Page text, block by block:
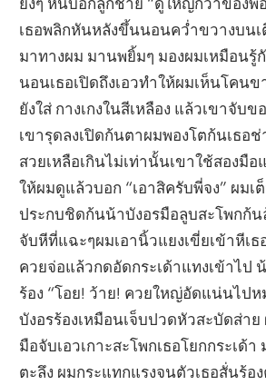
เธอพลิกหันหลังขึ้นนอนคว่ำขวางบนเ
มาทางผม มานพยิ้มๆ มองผมเหมือนรู้
นอนเธอเปิดถึงเอวทำให้ผมเห็นโคน
ยังใส่ กางเกงในสีเหลือง แล้วเขาจับข
เขารุดลงเปิดก้นตาผมพองโตก้นเธอ
สวยเหลือเกินไม่เท่านั้นเขาใช้สองมื
ให้ผมดูแล้วบอก “เอาสิครับพี่จง” ผมเ
ประกบชิดก้นน้าบังอรมือลูบสะโพกก้น
จับหีที่แฉะๆผมเอานิ้วแยงเขี่ยเข้าหีเธ
ควยจ่อแล้วกดอัดกระเด้าแทงเข้าไป
ร้อง “โอย! ว้าย! ควยใหญ่อัดแน่นไปห
บังอรร้องเหมือนเจ็บปวดหัวสะบัดส่าย
มือจับเอวเกาะสะโพกเธอโยกกระเด้
ตะลึง ผมกระแทกแรงจนตัวเธอสั่นร้อ